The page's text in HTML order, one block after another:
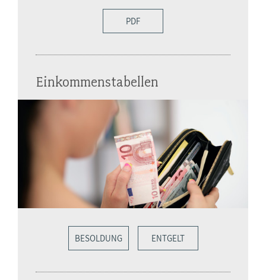
PDF
Einkommenstabellen
BESOLDUNG ENTGELT